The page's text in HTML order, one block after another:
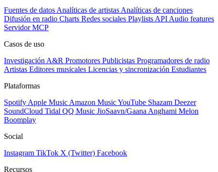
Fuentes de datos Analíticas de artistas Analíticas de canciones
Difusión en radio Charts Redes sociales Playlists API Audio features
Servidor MCP
Casos de uso
Investigación A&R Promotores Publicistas Programadores de radio
Artistas Editores musicales Licencias y sincronización Estudiantes
Plataformas
Spotify Apple Music Amazon MusicYouTube Shazam Deezer
SoundCloud Tidal QQ Music JioSaavn/Gaana Anghami Melon
Boomplay
Social
Instagram TikTok X (Twitter) Facebook
Recursos